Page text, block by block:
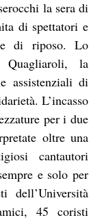
la sera di
di spettatori e
di riposo. Lo
Quagliaroli, la
assistenziali di
L’incasso
per i due
oltre una
cantautori
e solo per
dell’Università
45 coristi